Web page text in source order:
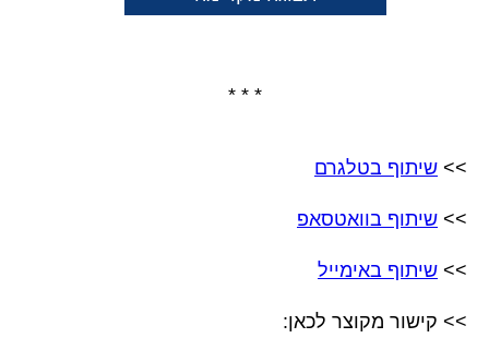
* * *
>> שיתוף בטלגרם
>> שיתוף בוואטסאפ
>> שיתוף באימייל
>> קישור מקוצר לכאן: